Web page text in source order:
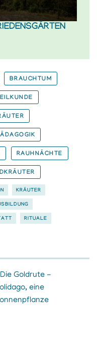
BRAUCHTUM
RAUHNÄCHTE
KRÄUTER
RITUALE
Die Goldrute -
eine